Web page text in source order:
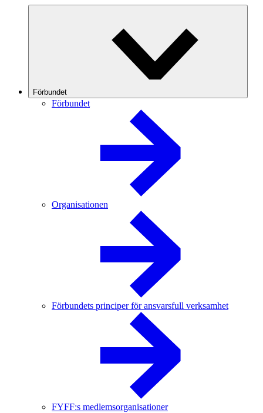
Förbundet
Förbundet
Organisationen
Förbundets principer för ansvarsfull verksamhet
FYFF:s medlemsorganisationer